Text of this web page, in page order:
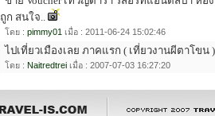
ถูก สนใจ..
โดย : pimmy01 เมื่อ : 2011-06-24 15:02:46
ไปเที่ยวเมืองเลย ภาคแรก ( เที่ยวงานผีตาโขน
โดย : Naitredtrei เมื่อ : 2007-07-03 16:27:20